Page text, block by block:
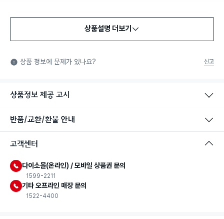
상품설명 더보기
상품 정보에 문제가 있나요? 신고
상품정보 제공 고시
반품/교환/환불 안내
고객센터
다이소몰(온라인) / 모바일 상품권 문의
1599-2211
기타 오프라인 매장 문의
1522-4400